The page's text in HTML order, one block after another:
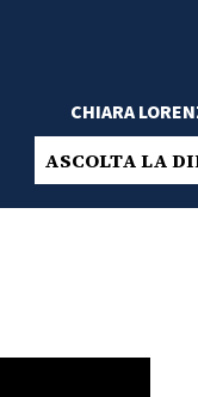
CHIARA
ASCOLTA LA